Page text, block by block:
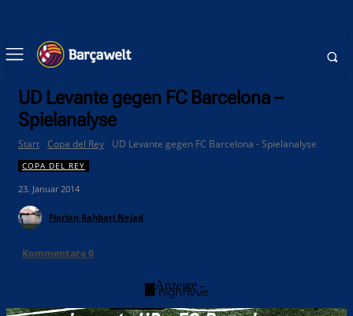
UD Levante gegen FC Barcelona –
Spielanalyse
Start Copa del Rey UD Levante gegen FC Barcelona - Spielanalyse
COPA DEL REY
23. Januar 2014
Florian Rahbari Nejad
Kommentare0
- Anzeige -